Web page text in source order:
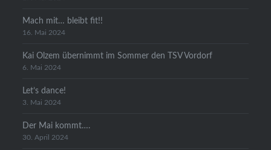
Mach mit… bleibt fit!!
16. Mai 2024
Kai Olzem übernimmt im Sommer den TSV Vordorf
6. Mai 2024
Let’s dance!
3. Mai 2024
Der Mai kommt….
30. April 2024